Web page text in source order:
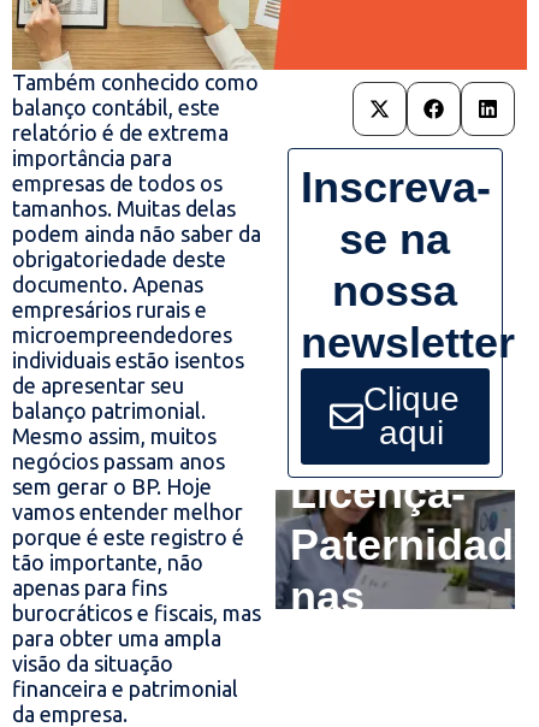
Também conhecido como
balanço contábil, este
relatório é de extrema
importância para
empresas de todos os
tamanhos. Muitas delas
podem ainda não saber da
obrigatoriedade deste
documento. Apenas
empresários rurais e
microempreendedores
individuais estão isentos
de apresentar seu
balanço patrimonial.
Mesmo assim, muitos
negócios passam anos
sem gerar o BP. Hoje
vamos entender melhor
porque é este registro é
tão importante, não
apenas para fins
burocráticos e fiscais, mas
para obter uma ampla
visão da situação
financeira e patrimonial
da empresa.
Inscreva-
se na
nossa
newsletter
Clique
aqui
Licença-
Paternidade
nas